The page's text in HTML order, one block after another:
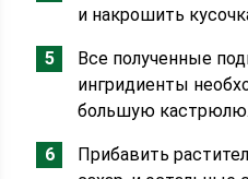
и накрошить
Все полученные
ингридиенты
большую кастрюлю.
Прибавить